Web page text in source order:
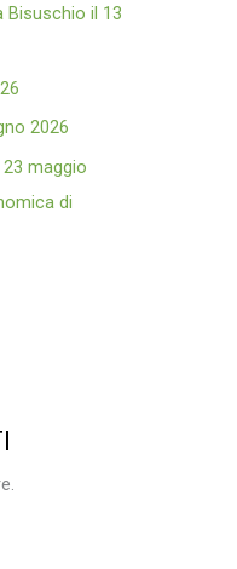
Bisuschio il 13
2026
23 maggio
di